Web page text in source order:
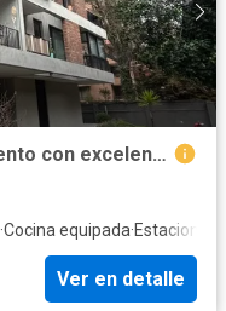
Lilian Alaluf arrienda departamento con excelente ubicacion
·Cocina equipada·
Ver en detalle